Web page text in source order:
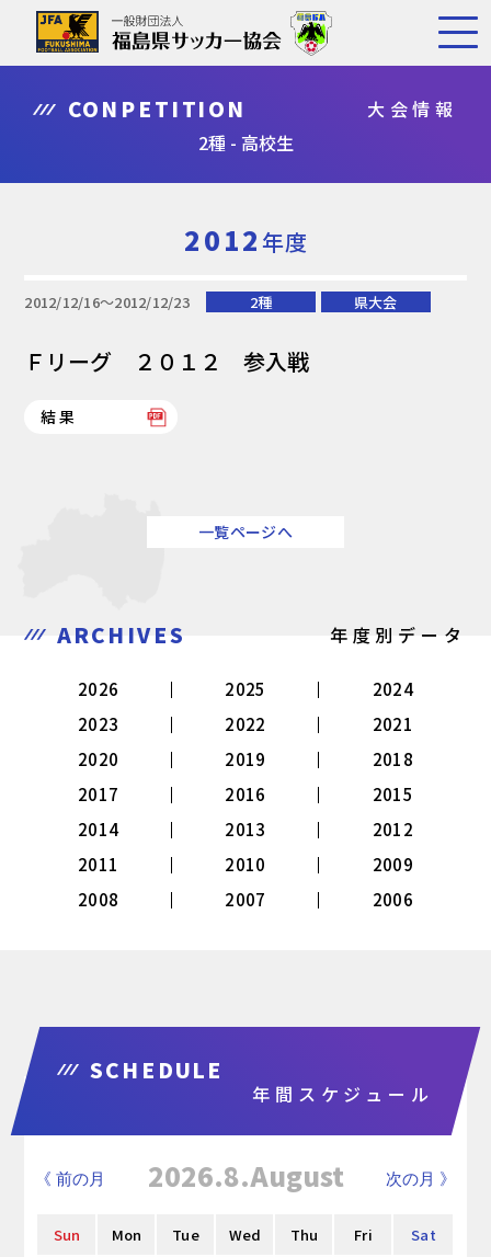
CONPETITION
大会情報
2種 - 高校生
2012年度
2012/12/16〜2012/12/23 2種 県大会
Ｆリーグ ２０１２ 参入戦
結果
一覧ページへ
ARCHIVES 年度別データ
2026 2025
2024
2023
2022
2021
2020
2019
2018
2017
2016
2015
2014
2013
2012
2011
2010
2009
2008
2007 2006
SCHEDULE
年間スケジュール
《 前の月 次の月 》
2026.8.August
Sun Mon Tue Wed Thu Fri
Sat